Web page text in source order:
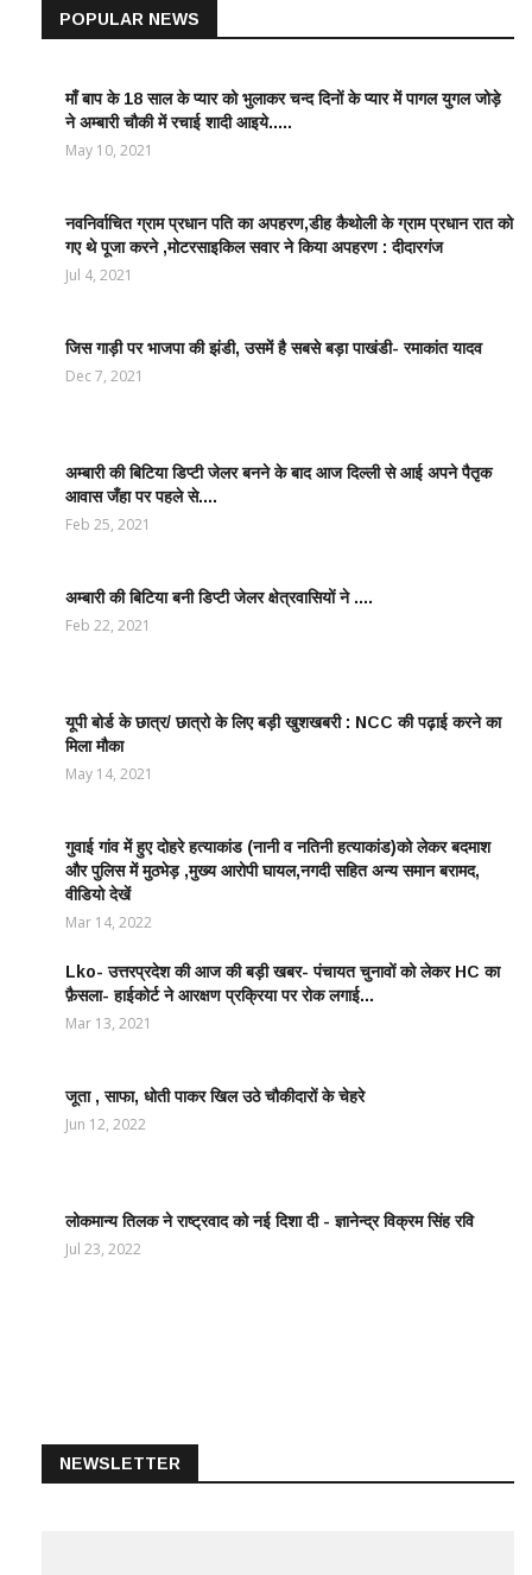
POPULAR NEWS
LATEST
NEWS /
ताज़ातरीन
माँ बाप के 18 साल के प्यार को भुलाकर चन्द दिनों के प्यार में पागल युगल जोड़े
ने अम्बारी चौकी में रचाई शादी आइये.....
May 10, 2021
LATEST
NEWS /
ताज़ातरीन
नवनिर्वाचित ग्राम प्रधान पति का अपहरण,डीह कैथोली के ग्राम प्रधान रात को
गए थे पूजा करने ,मोटरसाइकिल सवार ने किया अपहरण : दीदारगंज
Jul 4, 2021
LATEST
NEWS /
जिस गाड़ी पर भाजपा की झंडी, उसमें है सबसे बड़ा पाखंडी- रमाकांत यादव
Dec 7, 2021
EDUCATION
WORLD /
शिक्षा जगत
अम्बारी की बिटिया डिप्टी जेलर बनने के बाद आज दिल्ली से आई अपने पैतृक
आवास जँहा पर पहले से....
Feb 25, 2021
EDUCATION
WORLD /
अम्बारी की बिटिया बनी डिप्टी जेलर क्षेत्रवासियों ने ....
Feb 22, 2021
EDUCATION
WORLD /
शिक्षा जगत
यूपी बोर्ड के छात्र/ छात्रो के लिए बड़ी खुशखबरी : NCC की पढ़ाई करने का
मिला मौका
May 14, 2021
CRIME
NEWS
आपराधिक
गुवाई गांव में हुए दोहरे हत्याकांड (नानी व नतिनी हत्याकांड)को लेकर बदमाश
और पुलिस में मुठभेड़ ,मुख्य आरोपी घायल,नगदी सहित अन्य समान बरामद,
वीडियो देखें
Mar 14, 2022
POLITICS
NEWS /
राजनीतिक
Lko- उत्तरप्रदेश की आज की बड़ी खबर- पंचायत चुनावों को लेकर HC का
फ़ैसला- हाईकोर्ट ने आरक्षण प्रक्रिया पर रोक लगाई...
Mar 13, 2021
LATEST
NEWS /
जूता , साफा, धोती पाकर खिल उठे चौकीदारों के चेहरे
Jun 12, 2022
LATEST
NEWS /
लोकमान्य तिलक ने राष्ट्रवाद को नई दिशा दी - ज्ञानेन्द्र विक्रम सिंह रवि
Jul 23, 2022
NEWSLETTER